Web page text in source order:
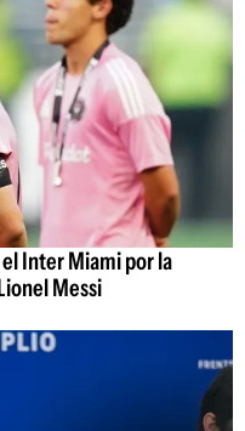
Inter Miami por la
Messi